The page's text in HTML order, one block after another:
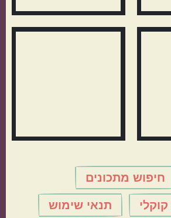
חיפוש מתכונים
תנאי שימוש